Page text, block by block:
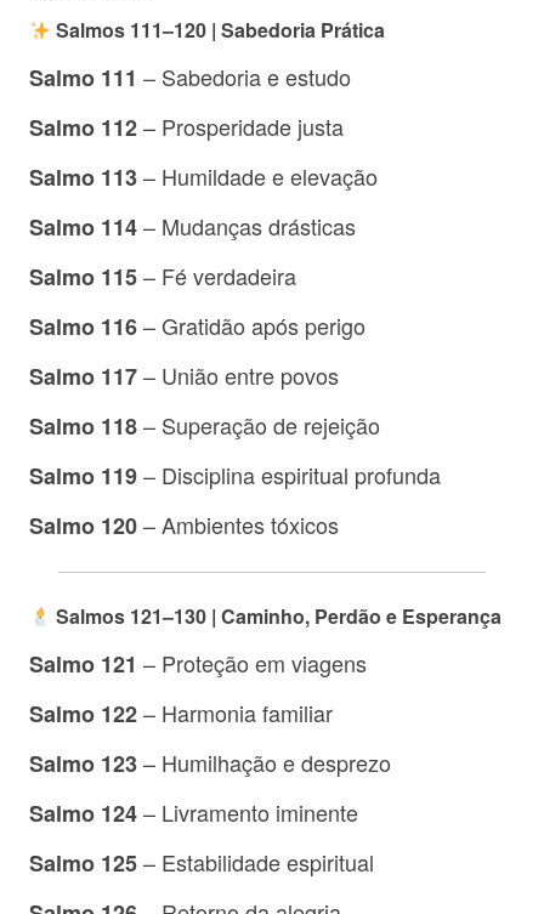
Salmos 111–120 | Sabedoria Prática
Salmo 111 – Sabedoria e estudo
Salmo 112– Prosperidade justa
Salmo 113– Humildade e elevação
Salmo 114– Mudanças drásticas
Salmo 115– Fé verdadeira
Salmo 116– Gratidão após perigo
Salmo 117– União entre povos
Salmo 118– Superação de rejeição
Salmo 119– Disciplina espiritual profunda
Salmo 120– Ambientes tóxicos
Salmos 121–130 | Caminho, Perdão e Esperança
Salmo 121 – Proteção em viagens
Salmo 122– Harmonia familiar
Salmo 123– Humilhação e desprezo
Salmo 124– Livramento iminente
Salmo 125– Estabilidade espiritual